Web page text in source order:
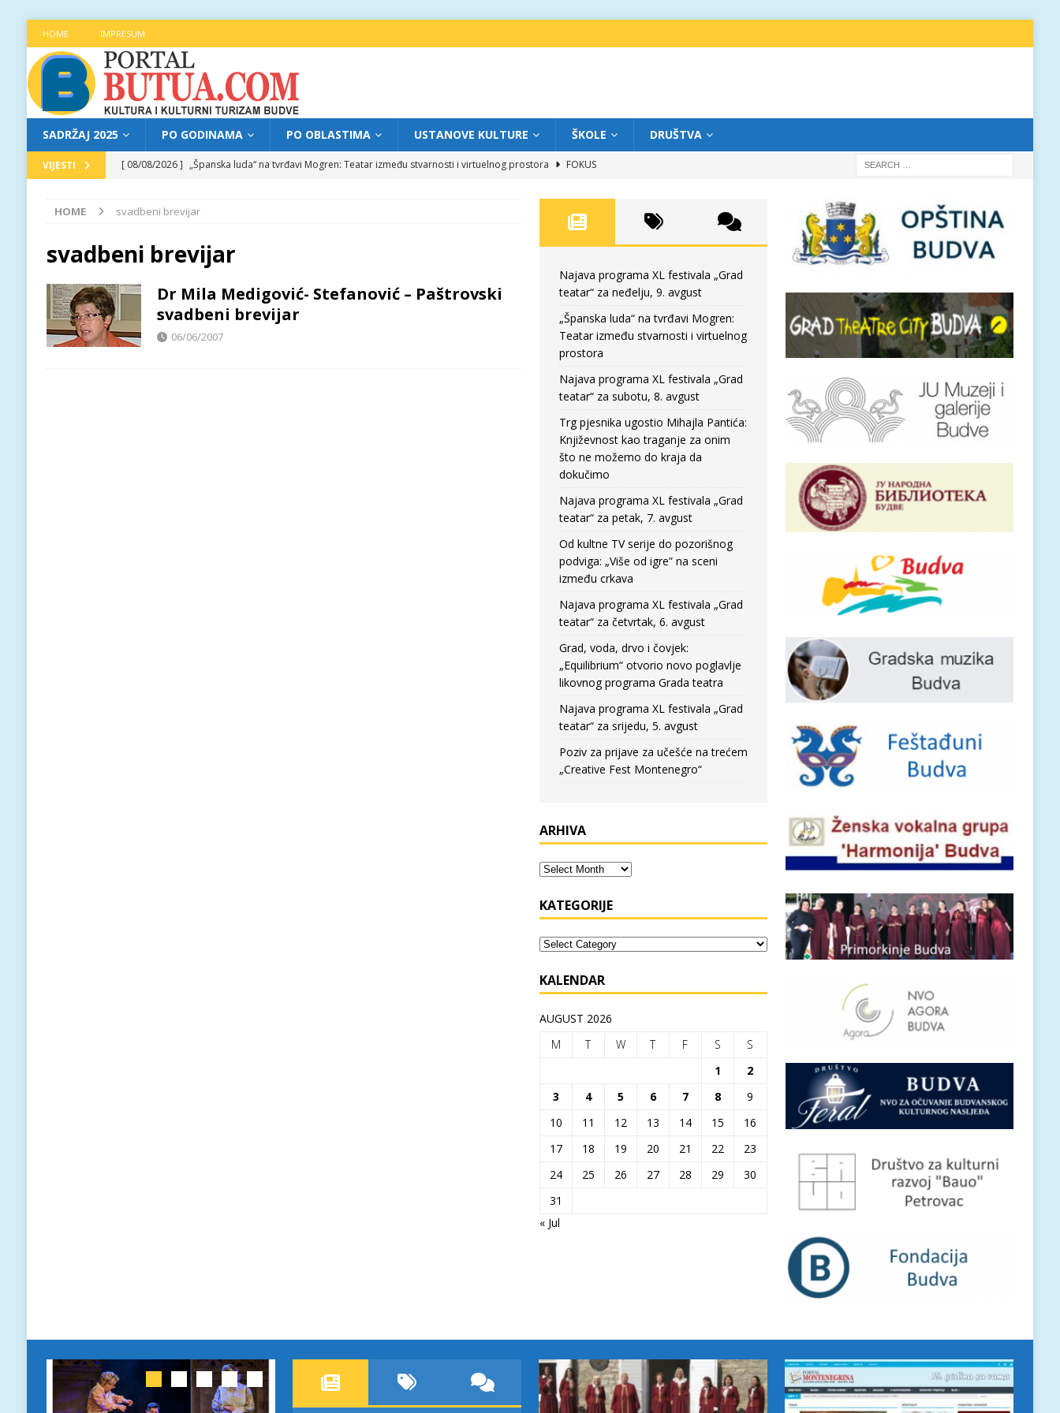
HOME IMPRESUM
SADRŽAJ 2025 PO GODINAMA PO OBLASTIMA USTANOVE KULTURE ŠKOLE DRUŠTVA
VIJESTI [ 08/08/2026 ] „Španska luda“ na tvrđavi Mogren: Teatar između stvarnosti i virtuelnog prostora
FOKUS
[ 07/08/2026 ] Trg pjesnika ugostio Mihajla Pantića: Književnost kao traganje za onim što ne možemo do kraja da dokučimo
FOKUS
Najava programa XL festivala „Grad teatar“ za petak, 7. avgust
[ 08/08/2026 ] Najava programa XL festivala „Grad teatar“ za neđelju, 9. avgust FOKUS
HOME svadbeni brevijar
svadbeni brevijar
Dr Mila Medigović- Stefanović – Paštrovski
svadbeni brevijar
06/06/2007
Najava programa XL festivala „Grad
teatar“ za neđelju, 9. avgust
„Španska luda“ na tvrđavi Mogren:
Teatar između stvarnosti i virtuelnog
prostora
Najava programa XL festivala „Grad
teatar“ za subotu, 8. avgust
Trg pjesnika ugostio Mihajla Pantića:
Književnost kao traganje za onim
što ne možemo do kraja da
dokučimo
Najava programa XL festivala „Grad
teatar“ za petak, 7. avgust
Od kultne TV serije do pozorišnog
podviga: „Više od igre” na sceni
između crkava
Najava programa XL festivala „Grad
teatar“ za četvrtak, 6. avgust
Grad, voda, drvo i čovjek:
„Equilibrium“ otvorio novo poglavlje
likovnog programa Grada teatra
Najava programa XL festivala „Grad
teatar“ za srijedu, 5. avgust
Poziv za prijave za učešće na trećem
„Creative Fest Montenegro“
ARHIVA
KATEGORIJE
KALENDAR
AUGUST 2026
M
T W T F S
S
1
2
3
4 5 6 7 8
9
10
11 12 13 14 15
16
17
18 19 20 21 22
23
24
25 26 27 28 29
30
31
« Jul